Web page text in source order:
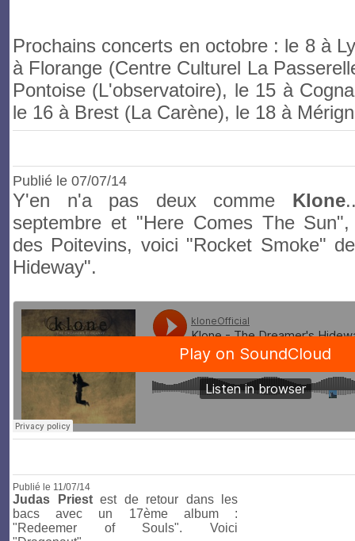
Prochains concerts en octobre : le 8 à
à Florange (Centre Culturel La
Pontoise (L'observatoire), le 15 à
le 16 à Brest (La Carène), le 18 à
Publié le 07/07/14
Y'en n'a pas deux comme Klone
septembre et "Here Comes The
des Poitevins, voici "Rocket Smoke"
Hideway".
Publié le 11/07/14
Judas Priestest de retour dans les
bacs avec un 17ème album :
"Redeemer of Souls". Voici